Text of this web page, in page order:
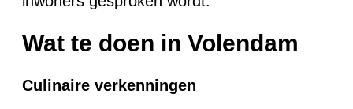
Wat te doen in Volendam
Culinaire verkenningen